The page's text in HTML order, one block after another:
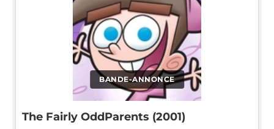
BANDE-ANNONCE
The Fairly OddParents (2001)